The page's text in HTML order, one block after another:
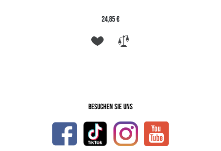
24,85 €
Besuchen Sie uns